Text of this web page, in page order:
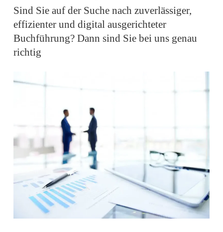
Sind Sie auf der Suche nach zuverlässiger,
effizienter und digital ausgerichteter
Buchführung? Dann sind Sie bei uns genau
richtig